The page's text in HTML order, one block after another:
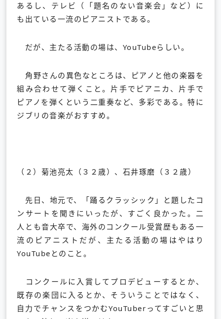
あるし、テレビ（「題名のない音楽会」など）に
も出ている一流のピアニストである。
だが、主たる活動の場は、YouTubeらしい。
角野さんの異色なところは、ピアノと他の楽器を
組み合わせて弾くこと。片手でピアニカ、片手で
ピアノを弾くという二重奏など、多彩である。特に
ジブリの音楽がおすすめ。
（２）菊池亮太（３２歳）、石井琢磨（３２歳）
先日、地元で、「踊るクラッシック」と題したコ
ンサートを聞きにいったが、すごく良かった。二
人とも音大卒で、海外のコンクール受賞歴もある一
流のピアニストだが、主たる活動の場はやはり
YouTubeとのこと。
コンクールに入賞してプロデビューするとか、
既存の楽団に入るとか、そういうことではなく、
自力でチャンスをつかむYouTuberってすごいと思